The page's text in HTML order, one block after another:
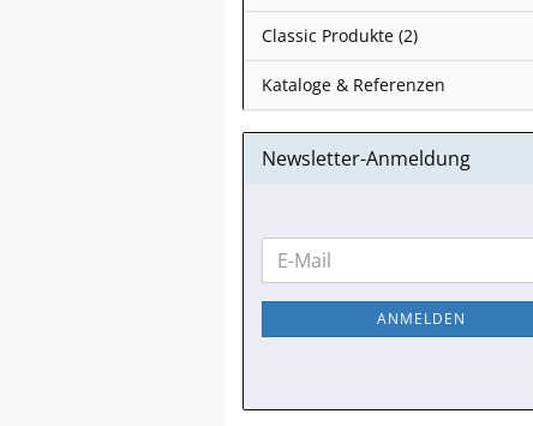
Classic Produkte (2)
Kataloge & Referenzen
Newsletter-Anmeldung
WEITER
ZUR
NEWSLETTER-
ANMELDUNG
E-
Mail
ANMELDEN